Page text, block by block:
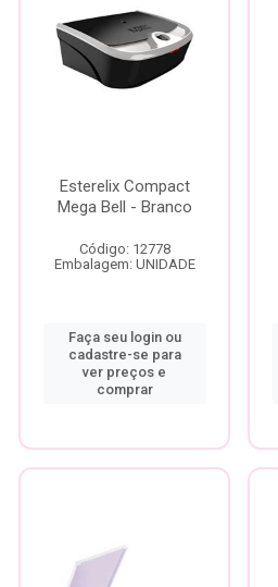
Esterelix Compact
Mega Bell - Branco
Código: 12778
Embalagem: UNIDADE
Faça seu login ou
cadastre-se para
ver preços e
comprar